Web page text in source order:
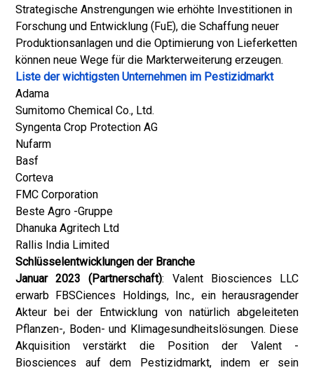
Strategische Anstrengungen wie erhöhte Investitionen in
Forschung und Entwicklung (FuE), die Schaffung neuer
Produktionsanlagen und die Optimierung von Lieferketten
können neue Wege für die Markterweiterung erzeugen.
Liste der wichtigsten Unternehmen im Pestizidmarkt
Adama
Sumitomo Chemical Co., Ltd.
Syngenta Crop Protection AG
Nufarm
Basf
Corteva
FMC Corporation
Beste Agro -Gruppe
Dhanuka Agritech Ltd
Rallis India Limited
Schlüsselentwicklungen der Branche
Januar 2023 (Partnerschaft): Valent Biosciences LLC
erwarb FBSCiences Holdings, Inc., ein herausragender
Akteur bei der Entwicklung von natürlich abgeleiteten
Pflanzen-, Boden- und Klimagesundheitslösungen. Diese
Akquisition verstärkt die Position der Valent -
Biosciences auf dem Pestizidmarkt, indem er sein